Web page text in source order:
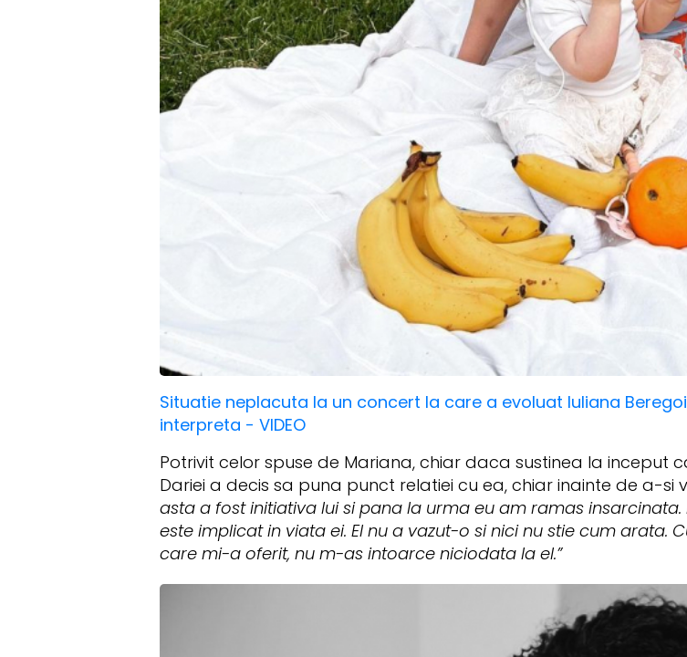
Situatie neplacuta la un concert la care a evoluat Iuliana
interpreta - VIDEO
Potrivit celor spuse de Mariana, chiar daca sustinea la inceput
Dariei a decis sa puna punct relatiei cu ea, chiar inainte de a-si
asta a fost initiativa lui si pana la urma eu am ramas
este implicat in viata ei. El nu a vazut-o si nici nu stie cum arata.
care mi-a oferit, nu m-as intoarce niciodata la el.”